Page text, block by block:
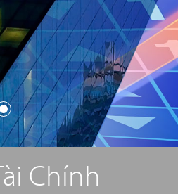
ĐẠI HỘI ĐỒNG CỔ ĐÔNG
BÁO CÁO THƯỜNG NIÊN
BÁO CÁO TÀI CHÍNH
BÁO CÁO QUẢN TRỊ CÔNG TY
TIN DỰ ÁN
TIN CÔNG TY
Chính